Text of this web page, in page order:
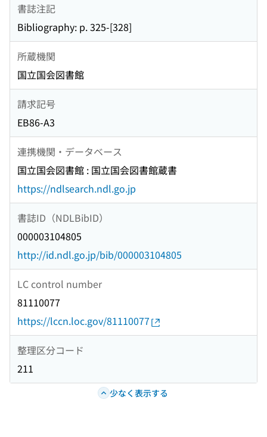
書誌注記
Bibliography: p. 325-[328]
所蔵機関
国立国会図書館
請求記号
EB86-A3
連携機関・データベース
国立国会図書館 : 国立国会図書館蔵書
https://ndlsearch.ndl.go.jp
書誌ID（NDLBibID）
000003104805
http://id.ndl.go.jp/bib/000003104805
LC control number
81110077
https://lccn.loc.gov/81110077
整理区分コード
211
少なく表示する